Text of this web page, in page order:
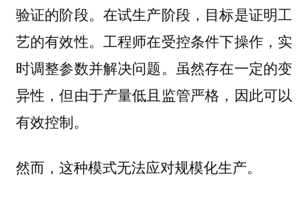
验证的阶段。在试生产阶段，目标是证明工
艺的有效性。工程师在受控条件下操作，实
时调整参数并解决问题。虽然存在一定的变
异性，但由于产量低且监管严格，因此可以
有效控制。
然而，这种模式无法应对规模化生产。